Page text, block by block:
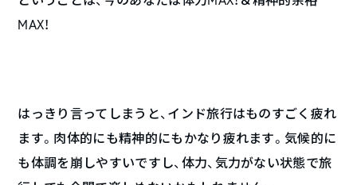
MAX！
はっきり言ってしまうと、インド旅行はものすごく疲れ
ます。肉体的にも精神的にもかなり疲れます。気候的に
も体調を崩しやすいですし、体力、気力がない状態で旅